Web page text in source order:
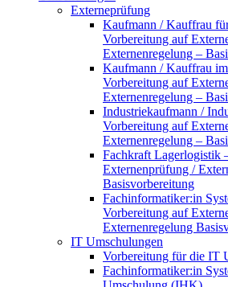
Externeprüfung
Kaufmann / Kauffrau
Vorbereitung auf
Externenregelung –
Kaufmann / Kauffrau
Vorbereitung auf
Externenregelung –
Industriekaufmann /
Vorbereitung auf
Externenregelung –
Fachkraft Lagerlogistik
Externenprüfung /
Basisvorbereitung
Fachinformatiker:in
Vorbereitung auf
Externenregelung
IT Umschulungen
Vorbereitung für die IT
Fachinformatiker:in